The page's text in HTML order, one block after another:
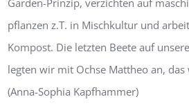
Garden-Prinzip, verzichten auf
pflanzen z.T. in Mischkultur und
Kompost. Die letzten Beete auf
legten wir mit Ochse Mattheo an,
(Anna-Sophia Kapfhammer)